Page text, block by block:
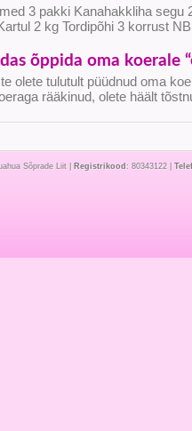
3 pakki Kanahakkliha segu
2 kg Tordipõhi 3 korrust
õppida oma koerale
olete tulutult püüdnud oma
rääkinud, olete häält
Sõprade Liit | Registrikood : 80343122 |